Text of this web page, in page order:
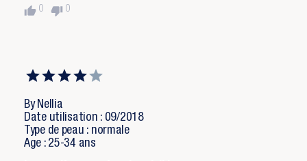
thumb_up 0 thumb_down 0
By Nellia
Date utilisation : 09/2018
Type de peau : normale
Age : 25-34 ans